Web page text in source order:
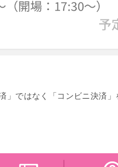
ではなく「コンビニ決済」